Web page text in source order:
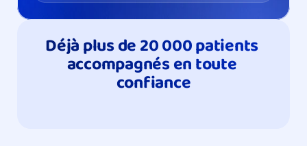
Déjà plus de 20 000 patients
accompagnés en toute
confiance